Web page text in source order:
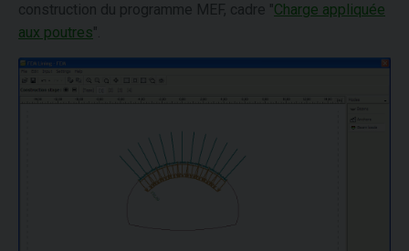
construction du programme MEF, cadre "Charge appliquée
aux poutres".